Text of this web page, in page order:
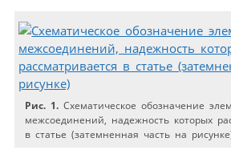
Рис. 1. Схематическое обозначение
межсоединений, надежность которых
в статье (затемненная часть на